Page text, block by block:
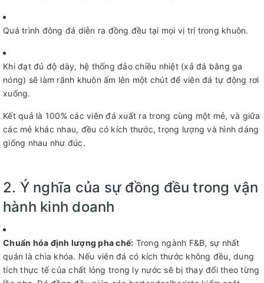
Quá trình đông đá diễn ra đồng đều tại mọi vị trí trong khuôn.
Khi đạt đủ độ dày, hệ thống đảo chiều nhiệt (xả đá bằng ga
nóng) sẽ làm rãnh khuôn ấm lên một chút để viên đá tự động rơi
xuống.
Kết quả là 100% các viên đá xuất ra trong cùng một mẻ, và giữa
các mẻ khác nhau, đều có kích thước, trọng lượng và hình dáng
giống nhau như đúc.
2. Ý nghĩa của sự đồng đều trong vận
hành kinh doanh
Chuẩn hóa định lượng pha chế: Trong ngành F&B, sự nhất
quán là chìa khóa. Nếu viên đá có kích thước không đều, dung
tích thực tế của chất lỏng trong ly nước sẽ bị thay đổi theo từng